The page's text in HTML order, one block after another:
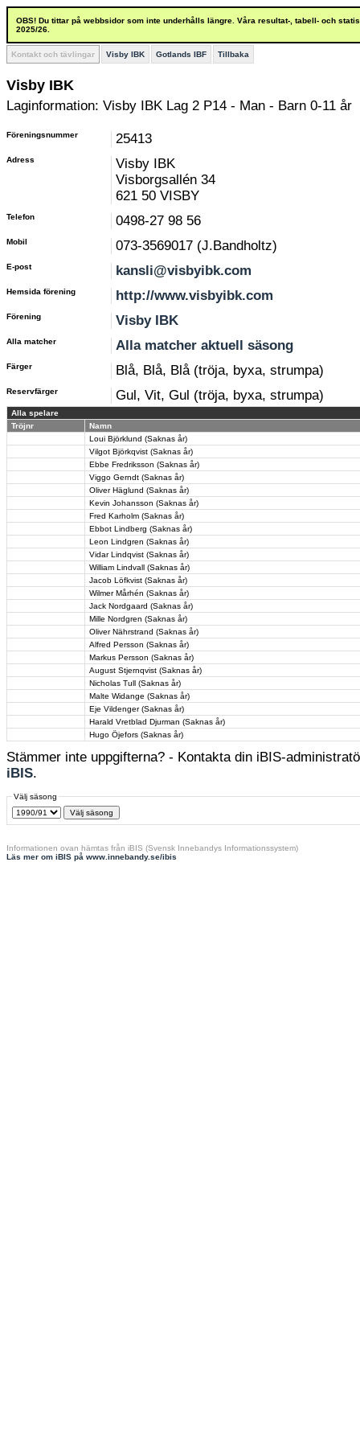
OBS! Du tittar på webbsidor som inte underhålls längre. Våra resultat-, tabell- och
2025/26.
Kontakt och tävlingar Visby IBK Gotlands IBF Tillbaka
Visby IBK
Laginformation: Visby IBK Lag 2 P14 - Man - Barn 0-11 år
Föreningsnummer 25413
Adress
Visby IBK
Visborgsallén 34
621 50 VISBY
Telefon 0498-27 98 56
Mobil 073-3569017 (J.Bandholtz)
E-post kansli@visbyibk.com
Hemsida förening http://www.visbyibk.com
Förening Visby IBK
Alla matcher Alla matcher aktuell säsong
Färger Blå, Blå, Blå (tröja, byxa, strumpa)
Reservfärger Gul, Vit, Gul (tröja, byxa, strumpa)
Alla spelare
Tröjnr
Namn
Loui Björklund (Saknas år)
Vilgot Björkqvist (Saknas år)
Ebbe Fredriksson (Saknas år)
Viggo Gerndt (Saknas år)
Oliver Häglund (Saknas år)
Kevin Johansson (Saknas år)
Fred Karholm (Saknas år)
Ebbot Lindberg (Saknas år)
Leon Lindgren (Saknas år)
Vidar Lindqvist (Saknas år)
William Lindvall (Saknas år)
Jacob Löfkvist (Saknas år)
Wilmer Mårhén (Saknas år)
Jack Nordgaard (Saknas år)
Mille Nordgren (Saknas år)
Oliver Nährstrand (Saknas år)
Alfred Persson (Saknas år)
Markus Persson (Saknas år)
August Stjernqvist (Saknas år)
Nicholas Tull (Saknas år)
Malte Widange (Saknas år)
Eje Vildenger (Saknas år)
Harald Vretblad Djurman (Saknas år)
Hugo Öjefors (Saknas år)
Stämmer inte uppgifterna? - Kontakta din iBIS-
iBIS.
Välj säsong
Informationen ovan hämtas från iBIS (Svensk Innebandys Informationssystem)
Läs mer om iBIS på www.innebandy.se/ibis